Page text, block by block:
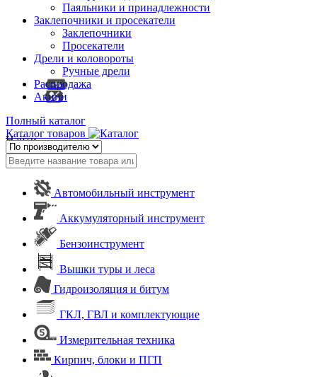
Паяльники и принадлежности
Заклепочники и просекатели
Заклепочники
Просекатели
Дрели и коловороты
Ручные дрели
Распродажа
Акции
Полный каталог
Каталог товаров
Найти
Автомобильный инструмент
Аккумуляторный инструмент
Бензоинструмент
Вышки туры и леса
Гидроизоляция и битум
ГКЛ, ГВЛ и комплектующие
Измерительная техника
Кирпич, блоки и ПГП